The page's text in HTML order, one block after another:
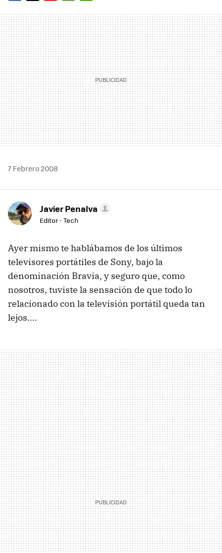
MAIL
7 Febrero 2008
Javier Penalva
Editor - Tech
Ayer mismo te hablábamos de los últimos
televisores portátiles de Sony, bajo la
denominación Bravia, y seguro que, como
nosotros, tuviste la sensación de que todo lo
relacionado con la televisión portátil queda tan
lejos....